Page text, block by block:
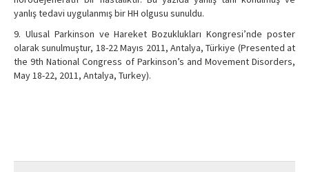
yanlış tedavi uygulanmış bir HH olgusu sunuldu.
9. Ulusal Parkinson ve Hareket Bozuklukları Kongresi’nde poster
olarak sunulmuştur, 18-22 Mayıs 2011, Antalya, Türkiye (Presented at
the 9th National Congress of Parkinson’s and Movement Disorders,
May 18-22, 2011, Antalya, Turkey).